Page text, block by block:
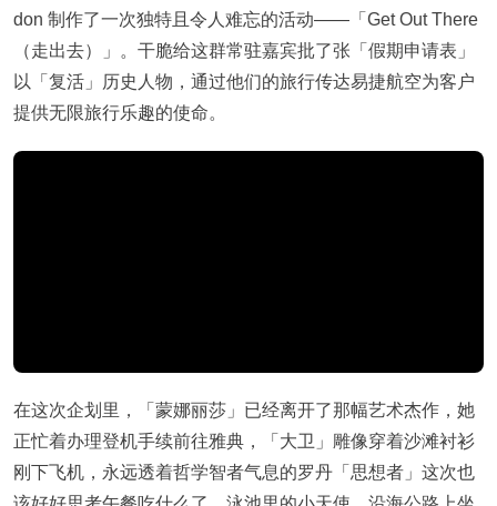
don 制作了一次独特且令人难忘的活动——「Get Out There
（走出去）」。干脆给这群常驻嘉宾批了张「假期申请表」
以「复活」历史人物，通过他们的旅行传达易捷航空为客户
提供无限旅行乐趣的使命。
在这次企划里，「蒙娜丽莎」已经离开了那幅艺术杰作，她
正忙着办理登机手续前往雅典，「大卫」雕像穿着沙滩衬衫
刚下飞机，永远透着哲学智者气息的罗丹「思想者」这次也